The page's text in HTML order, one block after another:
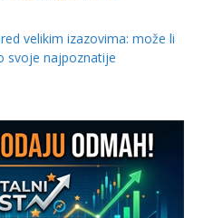
velikim izazovima: može li
svoje najpoznatije